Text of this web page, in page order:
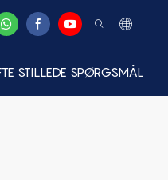
STILLEDE SPØRGSMÅL